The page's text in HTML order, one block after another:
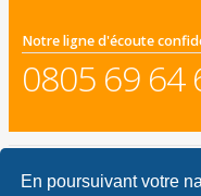
En poursuivant votre
Notre ligne d'écoute
0805 69 64
Accueil du forum